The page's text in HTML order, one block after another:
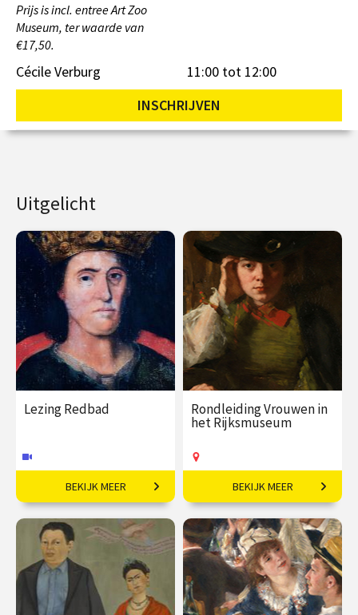
Prijs is incl. entree Art Zoo
Museum, ter waarde van
€17,50.
11:00 tot 12:00
Cécile Verburg
INSCHRIJVEN
Uitgelicht
Lezing Redbad
De legendarische koning.
€ 19,50
vanaf 30
BEKIJK MEER
Rondleiding Vrouwen in
het Rijksmuseum
Van legendarische
heldinnen tot
regentessen.
€ 27,50
vanaf 19
aug
Op locatie
BEKIJK MEER